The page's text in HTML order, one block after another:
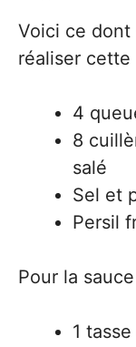
Voici ce dont
réaliser
4
8
salé
Sel et
Persil
Pour la sauce
1